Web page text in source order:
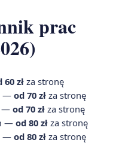
prac
60 złza stronę
— od 70 zł za stronę
— od 70 zł za stronę
—od 80 zł za stronę
—od 80 zł za stronę